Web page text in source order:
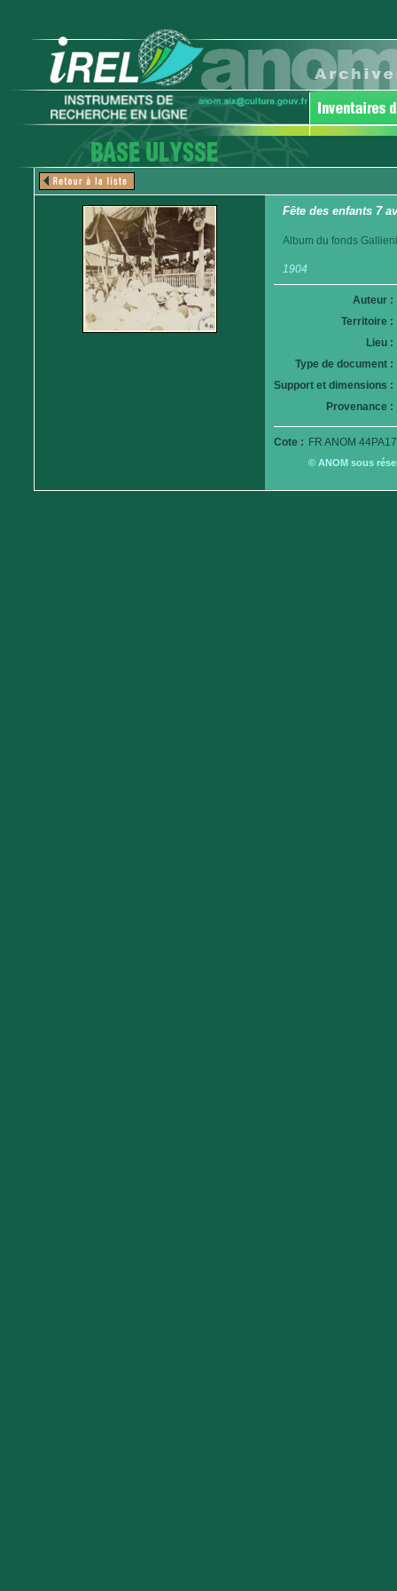
Fête des enfants 7
Album du fonds
1904
Auteur :
Territoire :
Lieu :
Type de document :
Support et dimensions :
Provenance :
Cote : FR ANOM
© ANOM sous